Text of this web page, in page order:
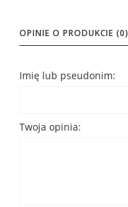
OPINIE O PRODUKCIE (0)
Imię lub pseudonim:
Twoja opinia: